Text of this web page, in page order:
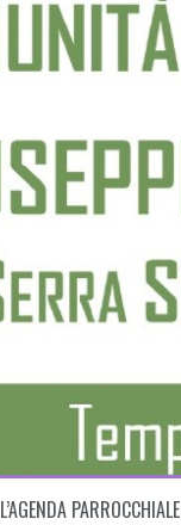
L’AGENDA PARROCCHIALE